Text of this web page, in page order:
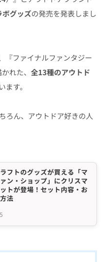
ボグッズの発売を発表しまし
『ファイナルファンタジー
れた、 全13種のアウトド
ます。
ろん、アウトドア好きの人
フトのグッズが買える「マ
ン・ショップ」にクリスマ
トが登場！セット内容・お
法